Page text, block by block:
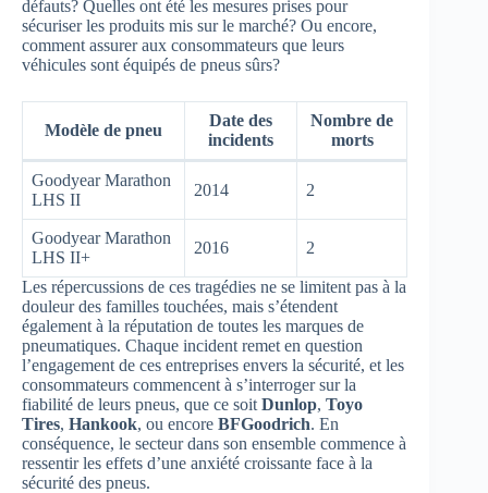
défauts? Quelles ont été les mesures prises pour
sécuriser les produits mis sur le marché? Ou encore,
comment assurer aux consommateurs que leurs
véhicules sont équipés de pneus sûrs?
Modèle de pneu
Date des
incidents
Nombre de
morts
Goodyear Marathon
LHS II
2014 2
Goodyear Marathon
LHS II+
2016 2
Les répercussions de ces tragédies ne se limitent pas à la
douleur des familles touchées, mais s’étendent
également à la réputation de toutes les marques de
pneumatiques. Chaque incident remet en question
l’engagement de ces entreprises envers la sécurité, et les
consommateurs commencent à s’interroger sur la
fiabilité de leurs pneus, que ce soit Dunlop, Toyo
Tires, Hankook, ou encore BFGoodrich. En
conséquence, le secteur dans son ensemble commence à
ressentir les effets d’une anxiété croissante face à la
sécurité des pneus.